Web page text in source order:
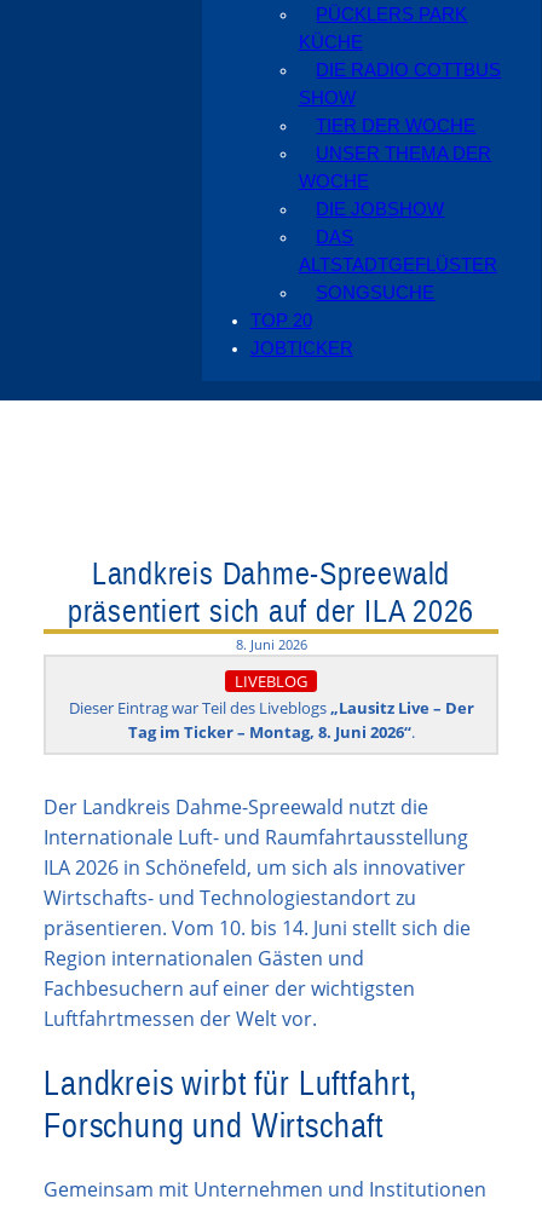
PÜCKLERS PARK
KÜCHE
DIE RADIO COTTBUS
SHOW
TIER DER WOCHE
UNSER THEMA DER
WOCHE
DIE JOBSHOW
DAS
ALTSTADTGEFLÜSTER
SONGSUCHE
TOP 20
JOBTICKER
Landkreis Dahme-Spreewald
präsentiert sich auf der ILA 2026
8. Juni 2026
LIVEBLOG
Dieser Eintrag war Teil des Liveblogs„Lausitz Live – Der
Tag im Ticker – Montag, 8. Juni 2026“.
Der Landkreis Dahme-Spreewald nutzt die
Internationale Luft- und Raumfahrtausstellung
ILA 2026 in Schönefeld, um sich als innovativer
Wirtschafts- und Technologiestandort zu
präsentieren. Vom 10. bis 14. Juni stellt sich die
Region internationalen Gästen und
Fachbesuchern auf einer der wichtigsten
Luftfahrtmessen der Welt vor.
Landkreis wirbt für Luftfahrt,
Forschung und Wirtschaft
Gemeinsam mit Unternehmen und Institutionen